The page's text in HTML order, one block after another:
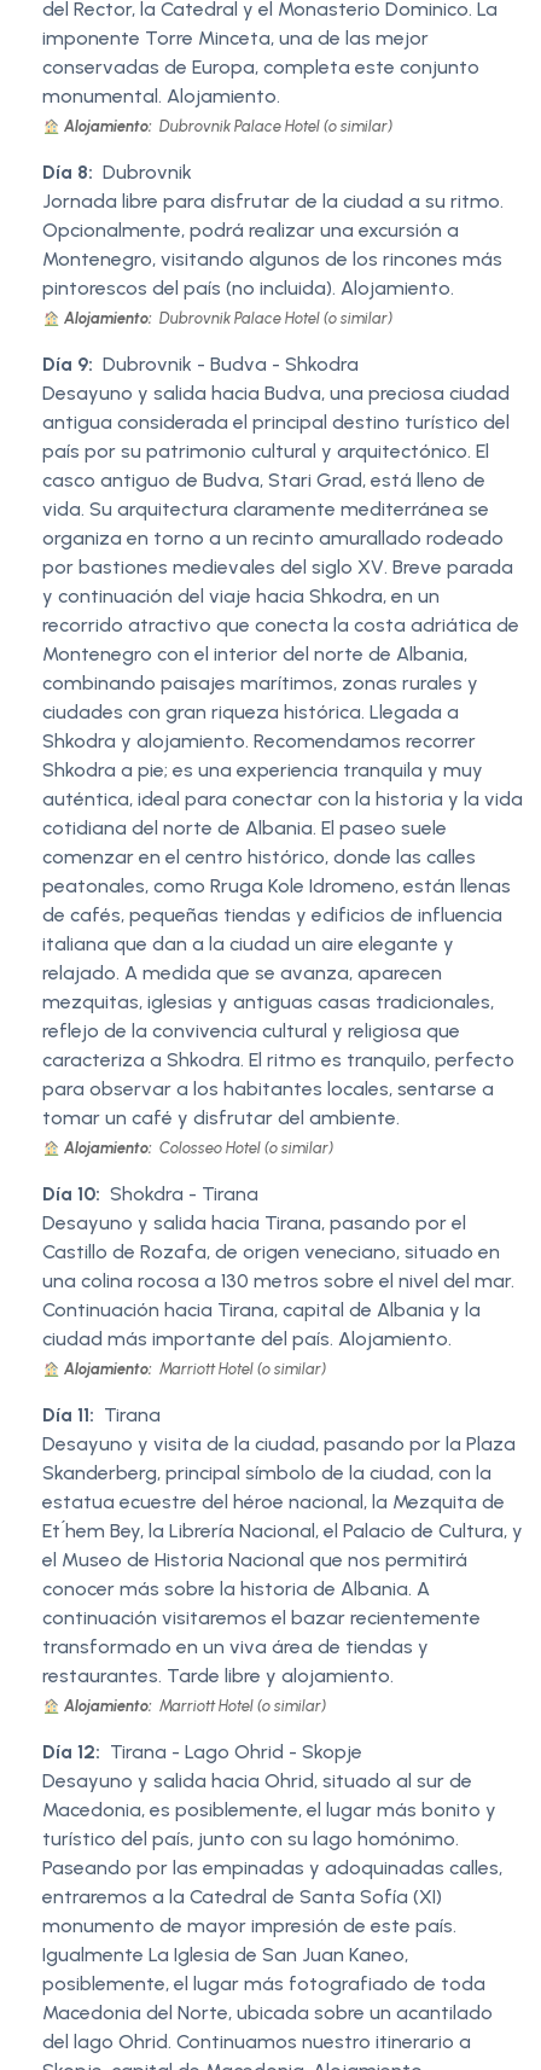
del Rector, la Catedral y el Monasterio Dominico. La
imponente Torre Minceta, una de las mejor
conservadas de Europa, completa este conjunto
monumental. Alojamiento.
Alojamiento: Dubrovnik Palace Hotel (o similar)
Día 8: Dubrovnik
Jornada libre para disfrutar de la ciudad a su ritmo.
Opcionalmente, podrá realizar una excursión a
Montenegro, visitando algunos de los rincones más
pintorescos del país (no incluida). Alojamiento.
Alojamiento: Dubrovnik Palace Hotel (o similar)
Día 9: Dubrovnik - Budva - Shkodra
Desayuno y salida hacia Budva, una preciosa ciudad
antigua considerada el principal destino turístico del
país por su patrimonio cultural y arquitectónico. El
casco antiguo de Budva, Stari Grad, está lleno de
vida. Su arquitectura claramente mediterránea se
organiza en torno a un recinto amurallado rodeado
por bastiones medievales del siglo XV. Breve parada
y continuación del viaje hacia Shkodra, en un
recorrido atractivo que conecta la costa adriática de
Montenegro con el interior del norte de Albania,
combinando paisajes marítimos, zonas rurales y
ciudades con gran riqueza histórica. Llegada a
Shkodra y alojamiento. Recomendamos recorrer
Shkodra a pie; es una experiencia tranquila y muy
auténtica, ideal para conectar con la historia y la vida
cotidiana del norte de Albania. El paseo suele
comenzar en el centro histórico, donde las calles
peatonales, como Rruga Kole Idromeno, están llenas
de cafés, pequeñas tiendas y edificios de influencia
italiana que dan a la ciudad un aire elegante y
relajado. A medida que se avanza, aparecen
mezquitas, iglesias y antiguas casas tradicionales,
reflejo de la convivencia cultural y religiosa que
caracteriza a Shkodra. El ritmo es tranquilo, perfecto
para observar a los habitantes locales, sentarse a
tomar un café y disfrutar del ambiente.
Alojamiento: Colosseo Hotel (o similar)
Día 10: Shokdra - Tirana
Desayuno y salida hacia Tirana, pasando por el
Castillo de Rozafa, de origen veneciano, situado en
una colina rocosa a 130 metros sobre el nivel del mar.
Continuación hacia Tirana, capital de Albania y la
ciudad más importante del país. Alojamiento.
Alojamiento: Marriott Hotel (o similar)
Día 11: Tirana
Desayuno y visita de la ciudad, pasando por la Plaza
Skanderberg, principal símbolo de la ciudad, con la
estatua ecuestre del héroe nacional, la Mezquita de
Et ́hem Bey, la Librería Nacional, el Palacio de Cultura, y
el Museo de Historia Nacional que nos permitirá
conocer más sobre la historia de Albania. A
continuación visitaremos el bazar recientemente
transformado en un viva área de tiendas y
restaurantes. Tarde libre y alojamiento.
Alojamiento: Marriott Hotel (o similar)
Día 12: Tirana - Lago Ohrid - Skopje
Desayuno y salida hacia Ohrid, situado al sur de
Macedonia, es posiblemente, el lugar más bonito y
turístico del país, junto con su lago homónimo.
Paseando por las empinadas y adoquinadas calles,
entraremos a la Catedral de Santa Sofía (XI)
monumento de mayor impresión de este país.
Igualmente La Iglesia de San Juan Kaneo,
posiblemente, el lugar más fotografiado de toda
Macedonia del Norte, ubicada sobre un acantilado
del lago Ohrid. Continuamos nuestro itinerario a